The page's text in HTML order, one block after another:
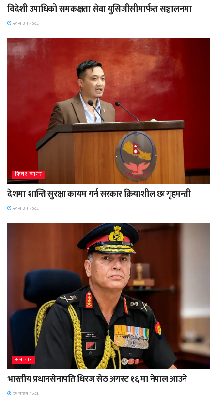
विदेशी उपाधिको समकक्षता सेवा युसिजीसीमार्फत सञ्चालनमा
२१ साउन २०८३,
फिचर-ब्यानर
देशमा शान्ति सुरक्षा कायम गर्न सरकार क्रियाशील छः गृहमन्त्री
२१ साउन २०८३,
समाचार
भारतीय प्रधानसेनापति धिरज सेठ अगस्ट १६ मा नेपाल आउने
२१ साउन २०८३,